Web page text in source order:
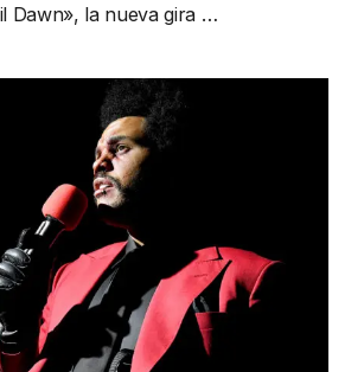
Dawn», la nueva gira …